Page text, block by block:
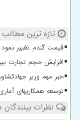
تازه ترین
قیمت گندم تغییر نمود
افزایش حجم تجارت بین ایران
خبر مهم وزیر
توسعه همکاریهای
نظرات